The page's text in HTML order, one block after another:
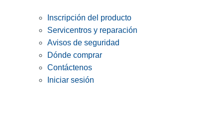
Inscripción del producto
Servicentros y reparación
Avisos de seguridad
Dónde comprar
Contáctenos
Iniciar sesión